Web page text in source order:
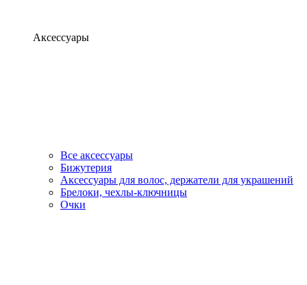
Аксессуары
Все аксессуары
Бижутерия
Аксессуары для волос, держатели для украшений
Брелоки, чехлы-ключницы
Очки